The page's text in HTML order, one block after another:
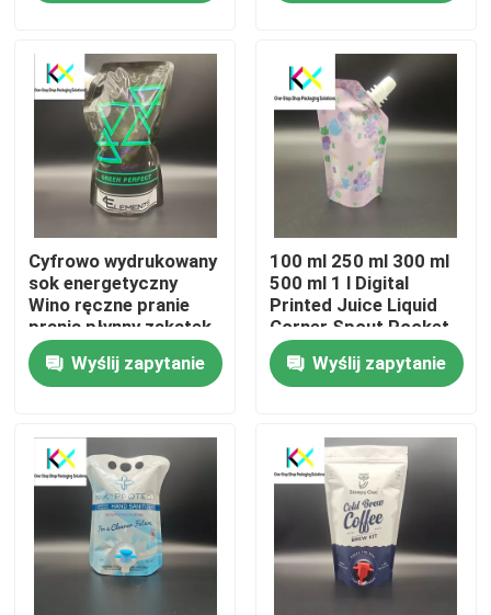
O nas
Wycieczka po fabryce
Kontrola jakości
Poprosić o wycenę
Plastikowe worki
Cyfrowo wydrukowany
sok energetyczny
Wino ręczne pranie
prania płynny zakątek
kątowy
Wyślij zapytanie
100 ml 250 ml 300 ml
500 ml 1 l Digital
Printed Juice Liquid
Corner Spout Pocket
8,6 mm spout
Wyślij zapytanie